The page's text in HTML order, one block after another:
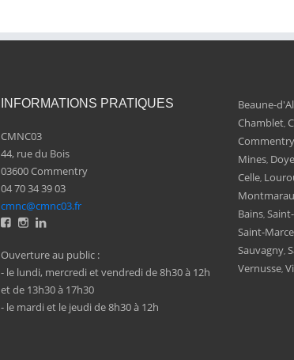
INFORMATIONS PRATIQUES
CMNC03
44, rue du Bois
03600 Commentry
04 70 34 39 03
cmnc@cmnc03.fr
Ouverture au public :
- le lundi, mercredi et vendredi de 8h30 à 12h
et de 13h30 à 17h30
- le mardi et le jeudi de 8h30 à 12h
Beaune-
Chamblet,
Commentry
Mines,
Celle,
Bains,
Saint-
Sauvagny,
Vernusse,